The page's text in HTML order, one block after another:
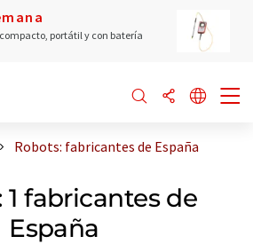
portátil y con batería
Robots: fabricantes de España
1 fabricantes de
España